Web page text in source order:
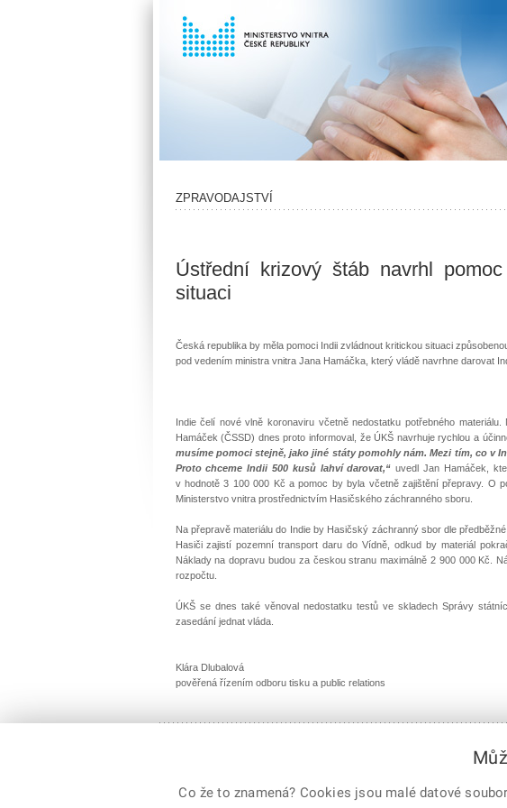
ZPRAVODAJSTVÍ
Ústřední krizový štáb navrhl
situaci
Česká republika by měla pomoci Indii zvládnout kritickou situaci
pod vedením ministra vnitra Jana Hamáčka, který vládě navrhne darovat
Indie čelí nové vlně koronaviru včetně nedostatku potřebného
Hamáček (ČSSD) dnes proto informoval, že ÚKŠ navrhuje rychlou a
musíme pomoci stejně, jako jiné státy pomohly nám. Mezi tím, co v
Proto chceme Indii 500 kusů lahví darovat,“uvedl Jan Hamáček,
v hodnotě 3 100 000 Kč a pomoc by byla včetně zajištění přepravy. O
Ministerstvo vnitra prostřednictvím Hasičského záchranného sboru.
Na přepravě materiálu do Indie by Hasičský záchranný sbor dle
Hasiči zajistí pozemní transport daru do Vídně, odkud by materiál
Náklady na dopravu budou za českou stranu maximálně 2 900 000 Kč.
rozpočtu.
ÚKŠ se dnes také věnoval nedostatku testů ve skladech Správy
zasedání jednat vláda.
Klára Dlubalová
pověřená řízením odboru tisku a public relations
Co že to znamená? Cookies jsou malé datové